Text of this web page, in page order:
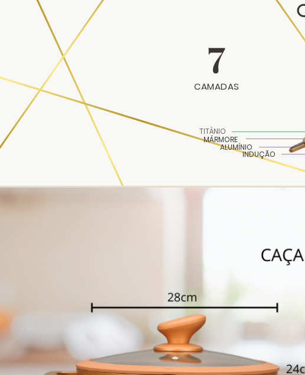
CAMADAS
7
TITÂNIO
MÁRMORE
ALUMÍNIO
INDUÇÃO